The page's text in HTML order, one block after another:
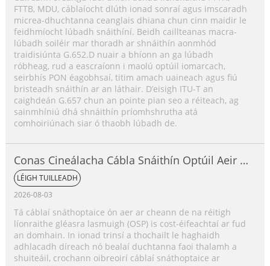
FTTB, MDU, cáblaíocht dlúth ionad sonraí agus imscaradh
micrea-dhuchtanna ceanglais dhiana chun cinn maidir le
feidhmíocht lúbadh snáithíní. Beidh caillteanas macra-
lúbadh soiléir mar thoradh ar shnáithín aonmhód
traidisiúnta G.652.D nuair a bhíonn an ga lúbadh
róbheag, rud a eascraíonn i maolú optúil iomarcach,
seirbhís PON éagobhsaí, titim amach uaineach agus fiú
bristeadh snáithín ar an láthair. D’eisigh ITU-T an
caighdeán G.657 chun an pointe pian seo a réiteach, ag
sainmhíniú dhá shnáithín príomhshrutha atá
comhoiriúnach siar ó thaobh lúbadh de.
Conas Cineálacha Cábla Snáithín Optúil Aeir a
Roghnú?
LÉIGH TUILLEADH
2026-08-03
Tá cáblaí snáthoptaice ón aer ar cheann de na réitigh
líonraithe gléasra lasmuigh (OSP) is cost-éifeachtaí ar fud
an domhain. In ionad trinsí a thochailt le haghaidh
adhlacadh díreach nó bealaí duchtanna faoi thalamh a
shuiteáil, crochann oibreoirí cáblaí snáthoptaice ar